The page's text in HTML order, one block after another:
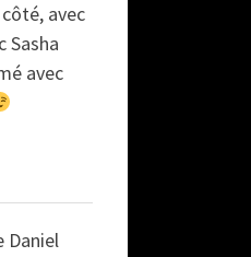
avec
Sasha
avec
Daniel